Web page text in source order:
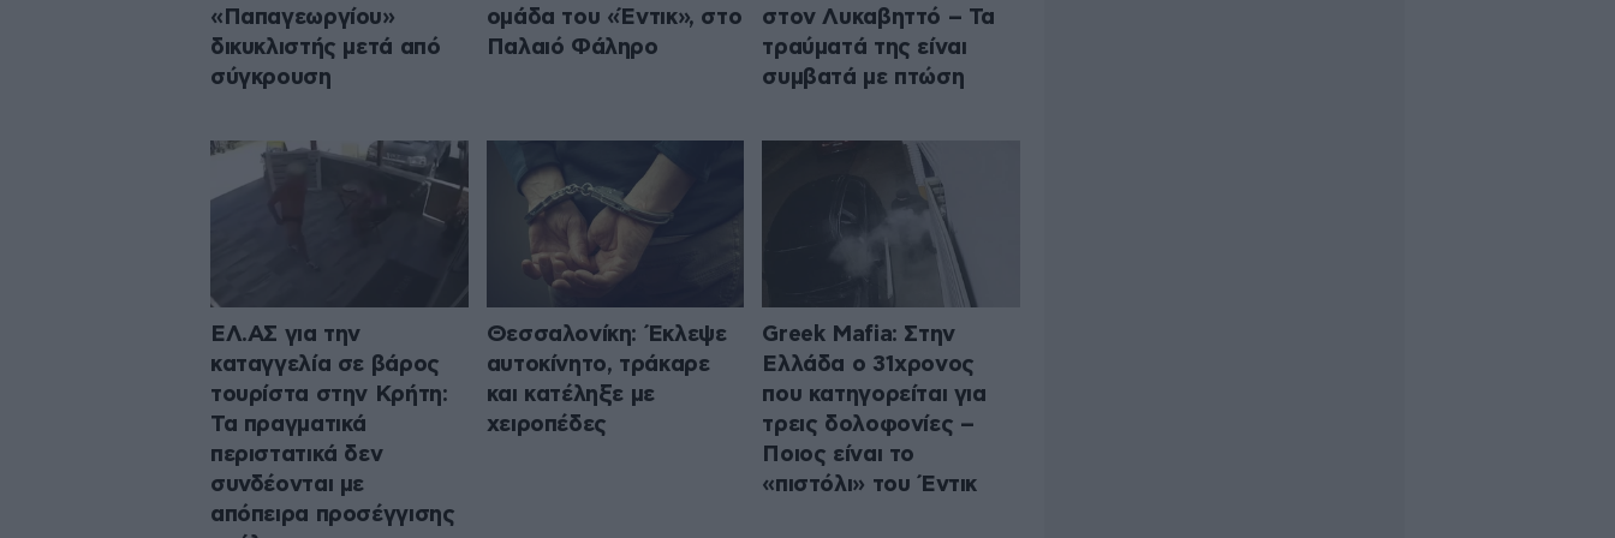
«Παπαγεωργίου»
δικυκλιστής μετά από
σύγκρουση
ομάδα του «Έντικ», στο
Παλαιό Φάληρο
στον Λυκαβηττό – Τα
τραύματά της είναι
συμβατά με πτώση
ΕΛ.ΑΣ για την
καταγγελία σε βάρος
τουρίστα στην Κρήτη:
Τα πραγματικά
περιστατικά δεν
συνδέονται με
απόπειρα προσέγγισης
Θεσσαλονίκη: Έκλεψε
αυτοκίνητο, τράκαρε
και κατέληξε με
χειροπέδες
Greek Mafia: Στην
Ελλάδα ο 31χρονος
που κατηγορείται για
τρεις δολοφονίες –
Ποιος είναι το
«πιστόλι» του Έντικ